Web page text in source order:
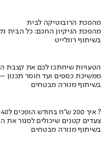
מהפכת הרובוטיקה לבית
מהפכת הניקיון החכם: כל הבית
בשיתוף רונלייט
הטעויות שיחתכו לכם את קצבת
ממשיכת כספים ועד חוסר תכנון
בשיתוף מנורה מבטחים
איך 200 ש"ח בחודש הופכים ל140 אלף ?
צעדים קטנים שיכולים לסגור את
בשיתוף מנורה מבטחים